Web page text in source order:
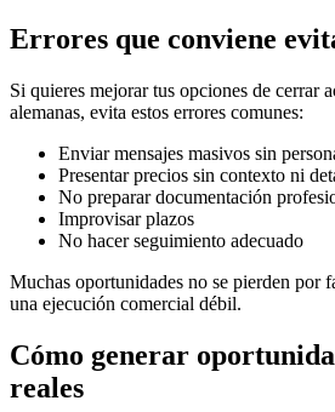
Errores que conviene
Si quieres mejorar tus opciones de cerrar
alemanas, evita estos errores comunes:
Enviar mensajes masivos sin
Presentar precios sin contexto ni
No preparar documentación
Improvisar plazos
No hacer seguimiento adecuado
Muchas oportunidades no se pierden por
una ejecución comercial débil.
Cómo generar
reales